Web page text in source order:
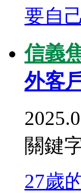
要自
信義
外客
關鍵
27歲